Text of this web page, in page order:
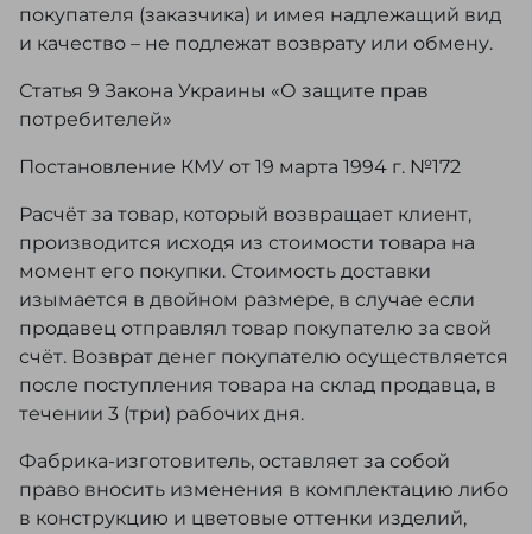
покупателя (заказчика) и имея надлежащий вид
и качество – не подлежат возврату или обмену.
Статья 9 Закона Украины «О защите прав
потребителей»
Постановление КМУ от 19 марта 1994 г. №172
Расчёт за товар, который возвращает клиент,
производится исходя из стоимости товара на
момент его покупки. Стоимость доставки
изымается в двойном размере, в случае если
продавец отправлял товар покупателю за свой
счёт. Возврат денег покупателю осуществляется
после поступления товара на склад продавца, в
течении 3 (три) рабочих дня.
Фабрика-изготовитель, оставляет за собой
право вносить изменения в комплектацию либо
в конструкцию и цветовые оттенки изделий,